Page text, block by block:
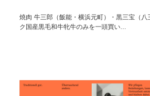
焼肉 牛三郎（飯能・横浜元町）・黒三宝（八
ク国産黒毛和牛牝牛のみを一頭買い...